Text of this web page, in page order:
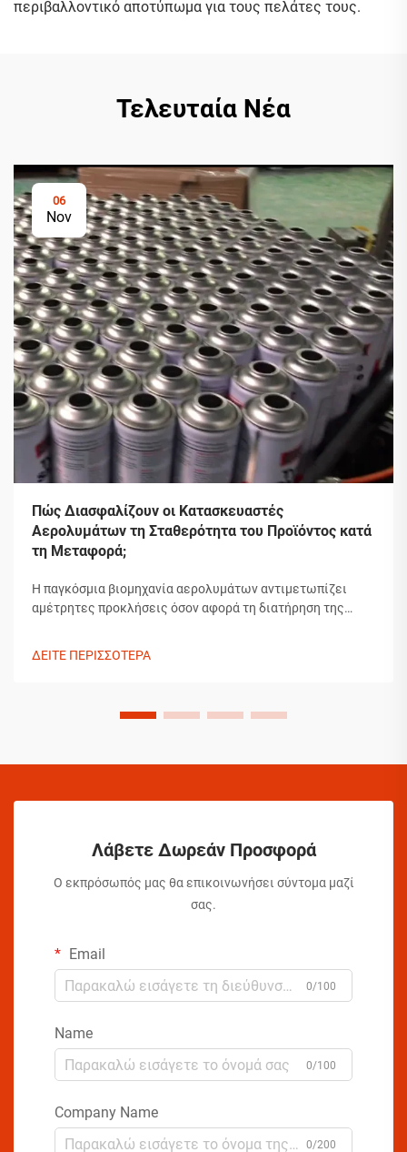
περιβαλλοντικό αποτύπωμα για τους πελάτες τους.
Τελευταία Νέα
06
Nov
Πώς Διασφαλίζουν οι Κατασκευαστές
Αερολυμάτων τη Σταθερότητα του Προϊόντος κατά
τη Μεταφορά;
Η παγκόσμια βιομηχανία αερολυμάτων αντιμετωπίζει
αμέτρητες προκλήσεις όσον αφορά τη διατήρηση της
ΔΕΙΤΕ ΠΕΡΙΣΣΟΤΕΡΑ
Λάβετε Δωρεάν Προσφορά
Ο εκπρόσωπός μας θα επικοινωνήσει σύντομα μαζί
σας.
Email
0/100
Name
0/100
Company Name
0/200